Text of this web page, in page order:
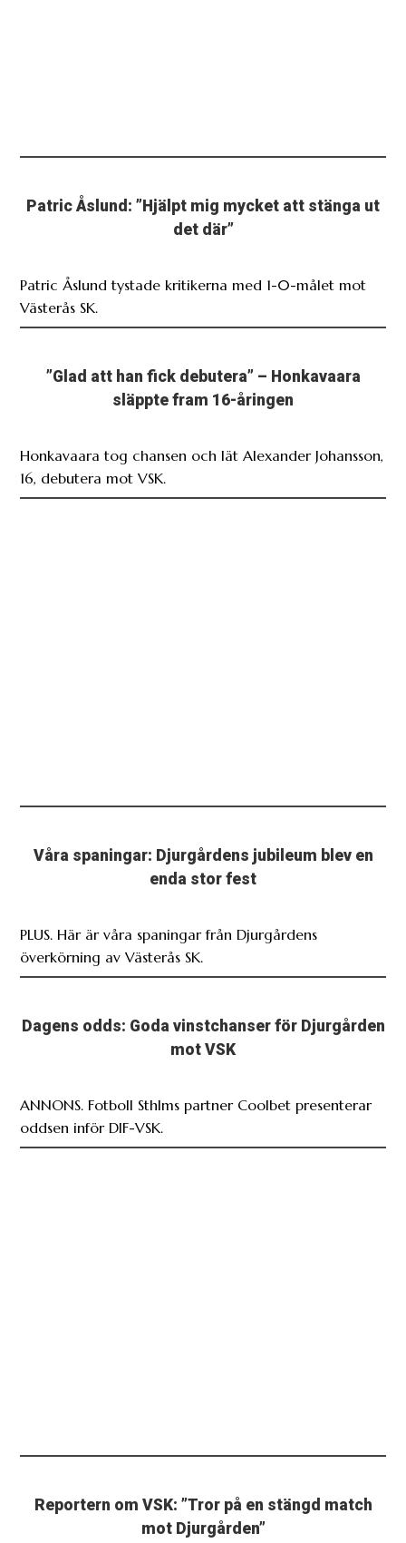
Patric Åslund: ”Hjälpt mig mycket att stänga ut
det där”
Patric Åslund tystade kritikerna med 1-0-målet mot
Västerås SK.
”Glad att han fick debutera” – Honkavaara
släppte fram 16-åringen
Honkavaara tog chansen och lät Alexander Johansson,
16, debutera mot VSK.
Våra spaningar: Djurgårdens jubileum blev en
enda stor fest
PLUS. Här är våra spaningar från Djurgårdens
överkörning av Västerås SK.
Dagens odds: Goda vinstchanser för Djurgården
mot VSK
ANNONS. Fotboll Sthlms partner Coolbet presenterar
oddsen inför DIF-VSK.
Reportern om VSK: ”Tror på en stängd match
mot Djurgården”